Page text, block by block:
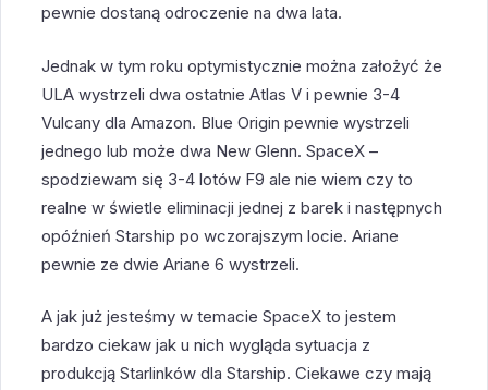
pewnie dostaną odroczenie na dwa lata.
Jednak w tym roku optymistycznie można założyć że
ULA wystrzeli dwa ostatnie Atlas V i pewnie 3-4
Vulcany dla Amazon. Blue Origin pewnie wystrzeli
jednego lub może dwa New Glenn. SpaceX –
spodziewam się 3-4 lotów F9 ale nie wiem czy to
realne w świetle eliminacji jednej z barek i następnych
opóźnień Starship po wczorajszym locie. Ariane
pewnie ze dwie Ariane 6 wystrzeli.
A jak już jesteśmy w temacie SpaceX to jestem
bardzo ciekaw jak u nich wygląda sytuacja z
produkcją Starlinków dla Starship. Ciekawe czy mają